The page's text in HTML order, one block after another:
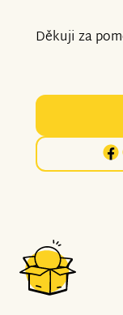
Děkuji za